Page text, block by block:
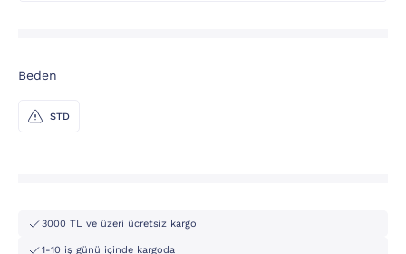
Beden
STD
3000 TL ve üzeri ücretsiz kargo
1-10 iş günü içinde kargoda